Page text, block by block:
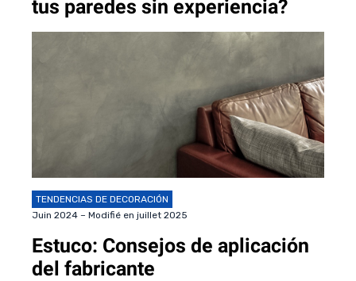
tus paredes sin experiencia?
TENDENCIAS DE DECORACIÓN
Juin 2024 – Modifié en juillet 2025
Estuco: Consejos de aplicación
del fabricante